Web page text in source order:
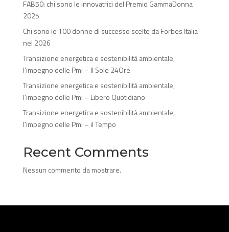
FAB50: chi sono le innovatrici del Premio GammaDonna
2025
Chi sono le 100 donne di successo scelte da Forbes Italia
nel 2026
Transizione energetica e sostenibilità ambientale,
l’impegno delle Pmi – Il Sole 24Ore
Transizione energetica e sostenibilità ambientale,
l’impegno delle Pmi – Libero Quotidiano
Transizione energetica e sostenibilità ambientale,
l’impegno delle Pmi – il Tempo
Recent Comments
Nessun commento da mostrare.